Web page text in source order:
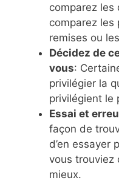
comparez les
comparez les
remises ou
Décidez de
vous:
privilégier la
privilégient le
Essai et
façon de
d’en essayer
vous trouviez
mieux.